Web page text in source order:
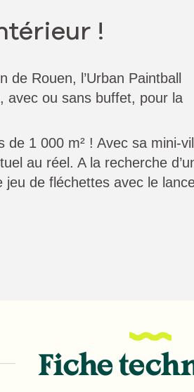
!
Rouen, l’Urban Paintball
avec ou sans buffet, pour la
1 000 m² ! Avec sa mini-
au réel. A la recherche
de fléchettes avec le
Fiche